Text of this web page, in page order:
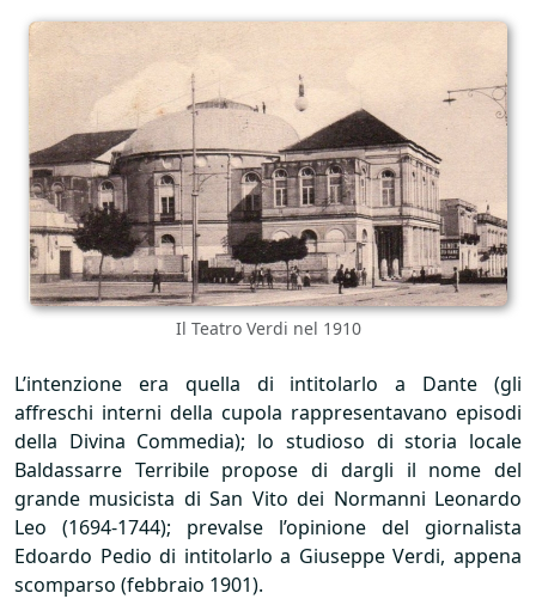
Il Teatro Verdi nel 1910
L’intenzione era quella di intitolarlo a Dante (gli
affreschi interni della cupola rappresentavano episodi
della Divina Commedia); lo studioso di storia locale
Baldassarre Terribile propose di dargli il nome del
grande musicista di San Vito dei Normanni Leonardo
Leo (1694-1744); prevalse l’opinione del giornalista
Edoardo Pedio di intitolarlo a Giuseppe Verdi, appena
scomparso (febbraio 1901).